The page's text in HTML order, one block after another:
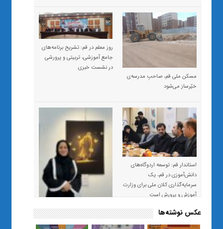
مسکن ملی قم، صاحبِ مدرسه‌ی
خیّرساز می‌شود
روز معلم در قم: تشریح برنامه‌های
جامع آموزشی، تربیتی و پرورشی
در نشست خبری
استاندار قم: توسعه اردوگاه‌های
دانش‌آموزی در قم، یک
سرمایه‌گذاری کلان ملی برای وزارت
آموزش و پرورش است
«صبر و اعتماد؛ روایت معلمی که
نسل Z را از بی‌هدفی به خودباوری
عکس نوشته‌ها